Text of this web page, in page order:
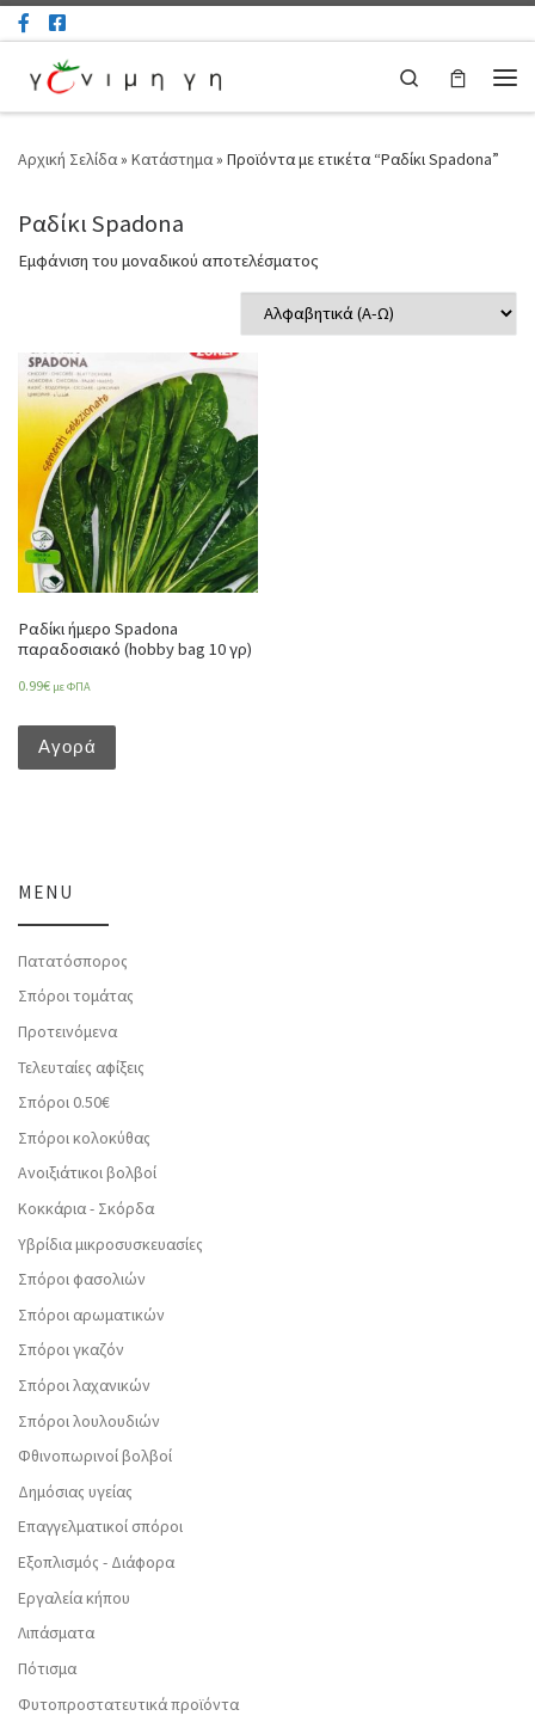
Μετάβαση στο περιεχόμενο
Search
Αρχική Σελίδα» Κατάστημα» Προϊόντα με ετικέτα “Ραδίκι Spadona”
Ραδίκι Spadona
Εμφάνιση του μοναδικού αποτελέσματος
Ραδίκι ήμερο Spadona
παραδοσιακό (hobby bag 10 γρ)
0.99€ με ΦΠΑ
Αγορά
MENU
Πατατόσπορος
Σπόροι τομάτας
Προτεινόμενα
Τελευταίες αφίξεις
Σπόροι 0.50€
Σπόροι κολοκύθας
Ανοιξιάτικοι βολβοί
Κοκκάρια - Σκόρδα
Υβρίδια μικροσυσκευασίες
Σπόροι φασολιών
Σπόροι αρωματικών
Σπόροι γκαζόν
Σπόροι λαχανικών
Σπόροι λουλουδιών
Φθινοπωρινοί βολβοί
Δημόσιας υγείας
Επαγγελματικοί σπόροι
Εξοπλισμός - Διάφορα
Εργαλεία κήπου
Λιπάσματα
Πότισμα
Φυτοπροστατευτικά προϊόντα